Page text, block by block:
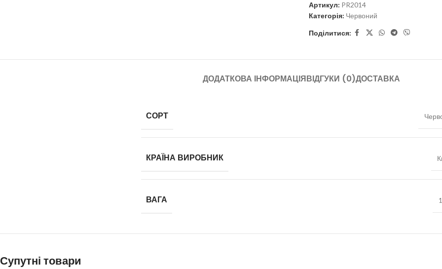
Артикул: PR2014
Категорія: Червоний
Поділитися:
ДОДАТКОВА ІНФОРМАЦІЯВІДГУКИ (0)ДОСТАВКА
СОРТ
КРАЇНА ВИРОБНИК
ВАГА
Супутні товари